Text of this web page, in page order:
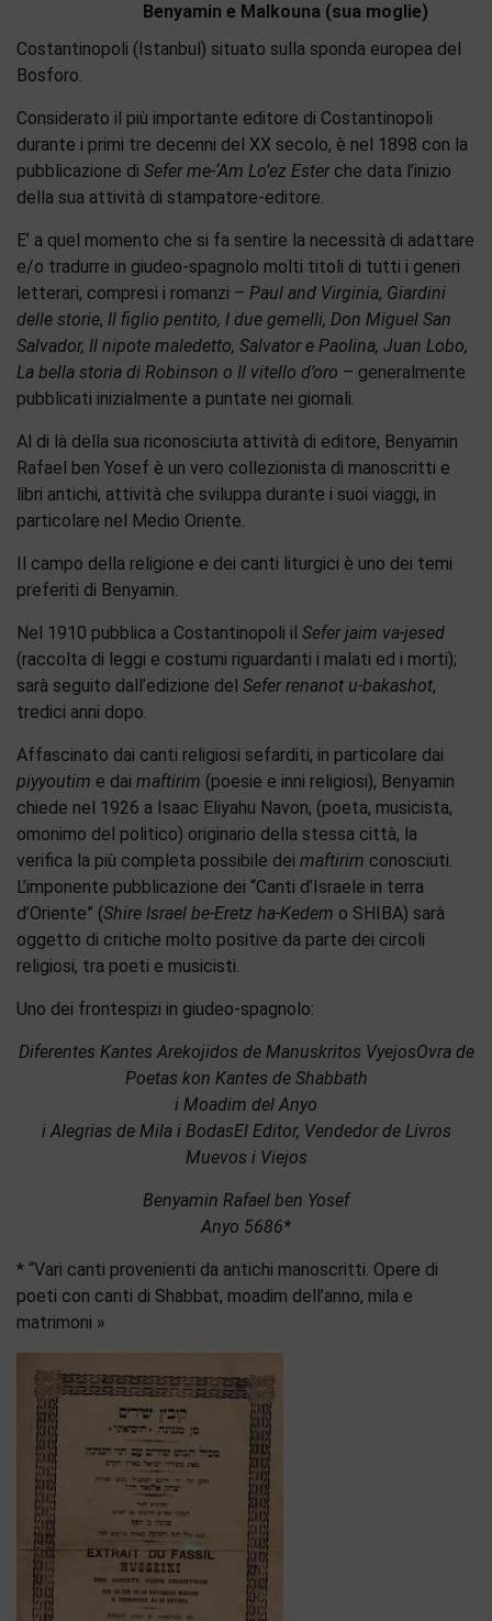
Benyamin e Malkouna (sua moglie)
Costantinopoli (Istanbul) situato sulla sponda europea del
Bosforo.
Considerato il più importante editore di Costantinopoli
durante i primi tre decenni del XX secolo, è nel 1898 con la
pubblicazione di Sefer me-‘Am Lo’ez Esterche data l’inizio
della sua attività di stampatore-editore.
E’ a quel momento che si fa sentire la necessità di adattare
e/o tradurre in giudeo-spagnolo molti titoli di tutti i generi
letterari, compresi i romanzi – Paul and Virginia, Giardini
delle storie, Il figlio pentito, I due gemelli, Don Miguel San
Salvador, Il nipote maledetto, Salvator e Paolina, Juan Lobo,
La bella storia di Robinson o Il vitello d’oro – generalmente
pubblicati inizialmente a puntate nei giornali.
Al di là della sua riconosciuta attività di editore, Benyamin
Rafael ben Yosef è un vero collezionista di manoscritti e
libri antichi, attività che sviluppa durante i suoi viaggi, in
particolare nel Medio Oriente.
Il campo della religione e dei canti liturgici è uno dei temi
preferiti di Benyamin.
Nel 1910 pubblica a Costantinopoli il Sefer jaim va-jesed
(raccolta di leggi e costumi riguardanti i malati ed i morti);
sarà seguito dall’edizione del Sefer renanot u-bakashot,
tredici anni dopo.
Affascinato dai canti religiosi sefarditi, in particolare dai
piyyoutim e dai maftirim (poesie e inni religiosi), Benyamin
chiede nel 1926 a Isaac Eliyahu Navon, (poeta, musicista,
omonimo del politico) originario della stessa città, la
verifica la più completa possibile dei maftirim conosciuti.
L’imponente pubblicazione dei “Canti d’Israele in terra
d’Oriente” (Shire Israel be-Eretz ha-Kedem o SHIBA) sarà
oggetto di critiche molto positive da parte dei circoli
religiosi, tra poeti e musicisti.
Uno dei frontespizi in giudeo-spagnolo:
Diferentes Kantes Arekojidos de Manuskritos VyejosOvra de
Poetas kon Kantes de Shabbath
i Moadim del Anyo
i Alegrias de Mila i BodasEl Editor, Vendedor de Livros
Muevos i Viejos
Benyamin Rafael ben Yosef
Anyo 5686*
* “Vari canti provenienti da antichi manoscritti. Opere di
poeti con canti di Shabbat, moadim dell’anno, mila e
matrimoni »